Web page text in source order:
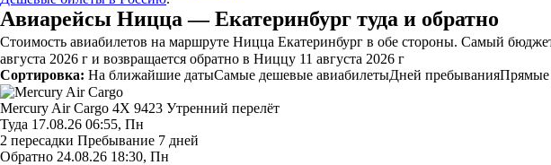
Авиарейсы Ницца — Екатеринбург туда и обратно
Стоимость авиабилетов на маршруте Ницца Екатеринбург в обе стороны. Самый
августа 2026 г и возвращается обратно в Ниццу 11 августа 2026 г
Сортировка: На ближайшие датыСамые дешевые авиабилетыДней пребыванияПрямые
Mercury Air Cargo 4X 9423 Утренний перелёт
Туда 17.08.26 06:55, Пн
2 пересадки Пребывание 7 дней
Обратно 24.08.26 18:30, Пн